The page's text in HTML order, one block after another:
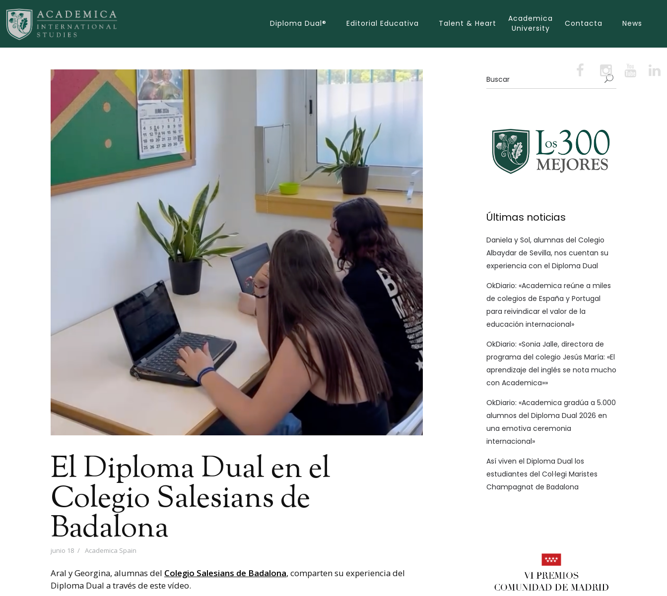
Diploma Dual® Editorial Educativa Talent & Heart
Academica
University
Contacta News
El Diploma Dual en el
Colegio Salesians de
Badalona
junio 18 Academica Spain
Aral y Georgina, alumnas del Colegio Salesians de Badalona, comparten su experiencia del
Diploma Dual a través de este vídeo.
Últimas noticias
Daniela y Sol, alumnas del Colegio
Albaydar de Sevilla, nos cuentan su
experiencia con el Diploma Dual
OkDiario: «Academica reúne a miles
de colegios de España y Portugal
para reivindicar el valor de la
educación internacional»
OkDiario: «Sonia Jalle, directora de
programa del colegio Jesús María: «El
aprendizaje del inglés se nota mucho
con Academica»»
OkDiario: «Academica gradúa a 5.000
alumnos del Diploma Dual 2026 en
una emotiva ceremonia
internacional»
Así viven el Diploma Dual los
estudiantes del Col·legi Maristes
Champagnat de Badalona